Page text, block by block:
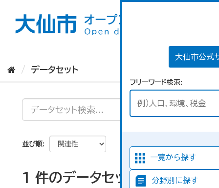
大仙市公式
フリーワード検索
一覧から探す
分野別に探す
データセット
並び順
1 件のデータセットが見つか